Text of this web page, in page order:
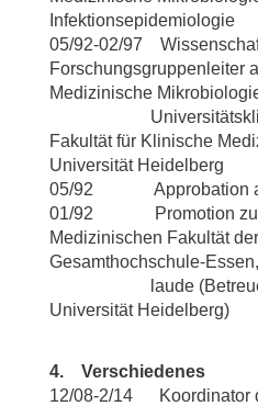
Infektionsepidemiologie
05/92-02/97
Forschungsgruppenleiter
Medizinische
Fakultät für Klinische
Universität Heidelberg
05/92 Approbation
01/92 Promotion zum
Medizinischen Fakultät
Gesamthochschule-
laude (Betreuer:
Universität Heidelberg)
4. Verschiedenes
12/08-2/14 Koordinator